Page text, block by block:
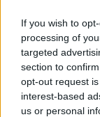
If you wish to
processing of
targeted
section to
opt-out request
interest-based
us or personal